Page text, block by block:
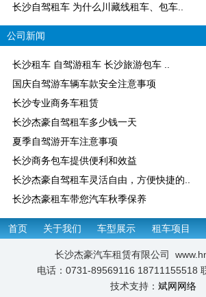
长沙自驾租车 为什么川藏线租车、包车..
公司新闻
长沙租车 自驾游租车 长沙旅游包车 ..
国庆自驾游车辆车款安全注意事项
长沙专业商务车租赁
长沙杰豪自驾租车多少钱一天
夏季自驾游开车注意事项
长沙商务包车提供便利和效益
长沙杰豪自驾租车灵活自由，方便快捷的..
长沙杰豪租车带您汽车秋季保养
首页 关于我们 车型展示 租车项目
长沙杰豪汽车租赁有限公司
电话：0731-89569116 18711155518
技术支持： 斌网网络